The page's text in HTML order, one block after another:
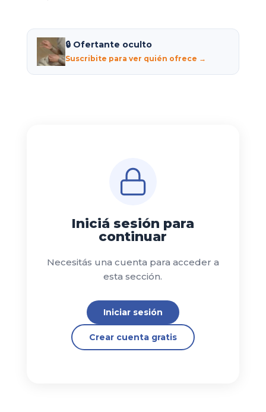
🔒 Ofertante oculto
Suscribite para ver quién ofrece →
Iniciá sesión para
continuar
Necesitás una cuenta para acceder a
esta sección.
Iniciar sesión
Crear cuenta gratis